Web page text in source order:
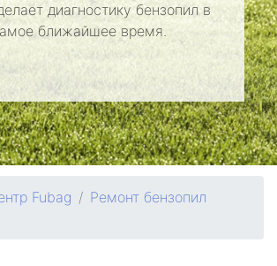
диагностику бензопил в
ближайшее время.
Fubag
Ремонт бензопил